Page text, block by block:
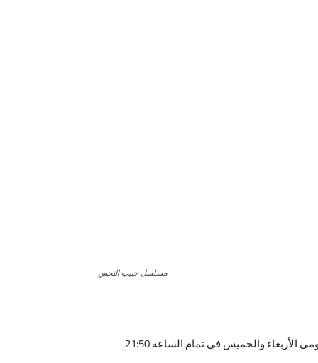
مسلسل حبيب النحس